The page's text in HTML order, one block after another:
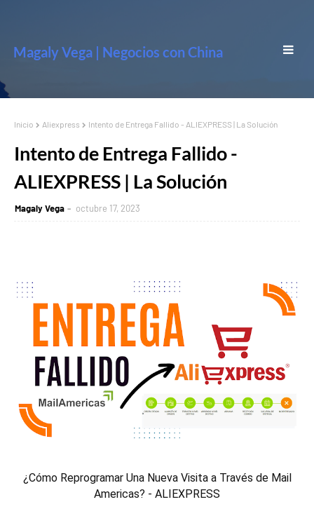
Magaly Vega | Negocios con China
Inicio Aliexpress Intento de Entrega Fallido - ALIEXPRESS | La Solución
Intento de Entrega Fallido -
ALIEXPRESS | La Solución
Magaly Vega octubre 17, 2023
¿Cómo Reprogramar Una Nueva Visita a Través de Mail
Americas? - ALIEXPRESS